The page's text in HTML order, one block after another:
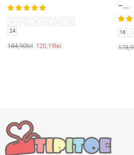
18 19 20 21 22
23
24
184,90lei 120,19 lei
–...
18